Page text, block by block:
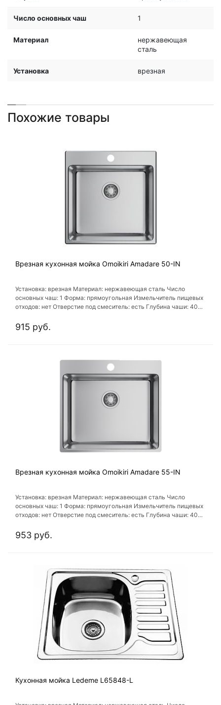
Число основных чаш 1
Материал
нержавеющая
сталь
Установка врезная
Похожие товары
Врезная кухонная мойка Omoikiri Amadare 50-IN
Установка: врезная Материал: нержавеющая сталь Число
основных чаш: 1 Форма: прямоугольная Измельчитель пищевых
отходов: нет Отверстие под смеситель: есть Глубина чаши: 40
915 руб.
Врезная кухонная мойка Omoikiri Amadare 55-IN
Установка: врезная Материал: нержавеющая сталь Число
основных чаш: 1 Форма: прямоугольная Измельчитель пищевых
отходов: нет Отверстие под смеситель: есть Глубина чаши: 40
953 руб.
Кухонная мойка Ledeme L65848-L